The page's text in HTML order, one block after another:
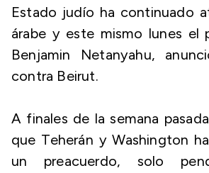
Estado judío ha continuado
árabe y este mismo lunes el
Benjamin Netanyahu,
contra Beirut.
A finales de la semana
que Teherán y Washington
un preacuerdo, solo